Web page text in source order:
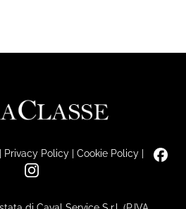
| Privacy Policy| Cookie Policy|